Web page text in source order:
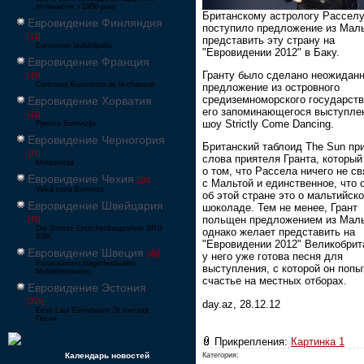
починаючи з 1956 року
Евровидение Финляндия
[33]
Eurovision laulukilpailu
Евровидение Франция
[49]
Concours Eurovision de la chanson
Евровидение Хорватия
[22]
Pjesma Eurovizije
Евровидение Черногория
[21]
Montevizija
Евровидение Чехия [26]
Velká cena Eurovize
Евровидение Швейцария
[35]
Die Grosse Entscheidungsshow SRG
SSR
Евровидение Швеция [48]
Eurovisionsschlagerfestivalen
Melodifestivalen
Евровидение Эстония
[226]
Eesti Laul Eurovisioon Эстонская
Песня
Календарь новостей
Британскому астрологу
поступило предложение из
представить эту страну на
"Евровидении 2012" в Баку.
Гранту было сделано
предложение из островного
средиземноморского
его запоминающегося
шоу Strictly Come Dancing.
Британский таблоид The Sun
слова приятеля Гранта,
о том, что Рассела ничего не
с Мальтой и единcтвенное, что
об этой стране это о
шоколаде. Тем не менее, Грант
польщен предложением из
однако желает представить на
"Евровидении 2012"
у него уже готова песня для
выступления, с которой он
счастье на местных отборах.
day.az, 28.12.12
Прикрепления: Картинка 1
Категория: